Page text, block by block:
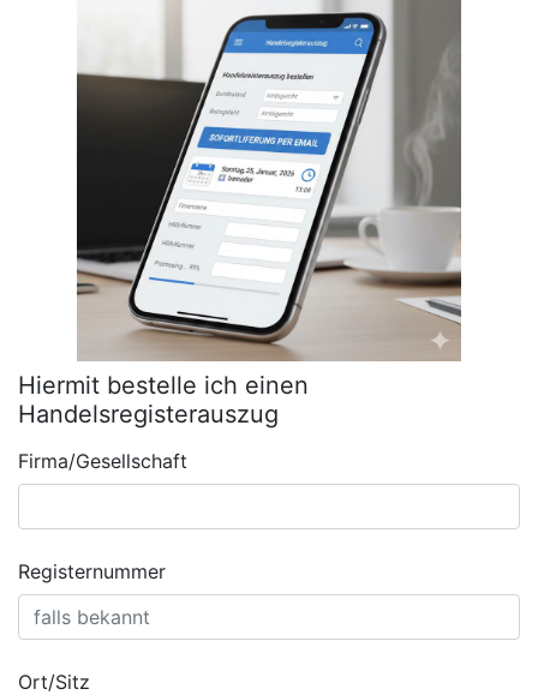
Hiermit bestelle ich einen
Handelsregisterauszug
Firma/Gesellschaft
Registernummer
Ort/Sitz